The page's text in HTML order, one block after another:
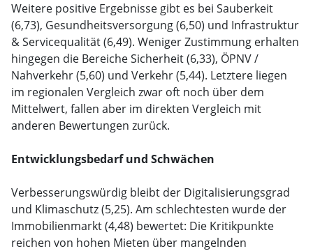
Weitere positive Ergebnisse gibt es bei Sauberkeit
(6,73), Gesundheitsversorgung (6,50) und Infrastruktur
& Servicequalität (6,49). Weniger Zustimmung erhalten
hingegen die Bereiche Sicherheit (6,33), ÖPNV /
Nahverkehr (5,60) und Verkehr (5,44). Letztere liegen
im regionalen Vergleich zwar oft noch über dem
Mittelwert, fallen aber im direkten Vergleich mit
anderen Bewertungen zurück.
Entwicklungsbedarf und Schwächen
Verbesserungswürdig bleibt der Digitalisierungsgrad
und Klimaschutz (5,25). Am schlechtesten wurde der
Immobilienmarkt (4,48) bewertet: Die Kritikpunkte
reichen von hohen Mieten über mangelnden